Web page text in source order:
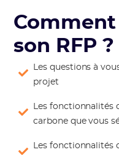
son RFP ?
Les questions à
projet
Les fonctionnalités
carbone que vous
Les fonctionnalités